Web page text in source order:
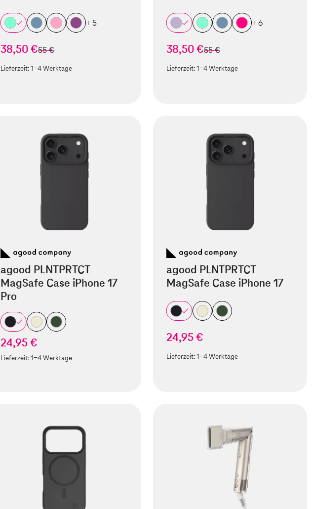
+ 5
38,50 €statt
55 €
Lieferzeit:1-4 Werktage
+ 6
38,50 €statt
55 €
Lieferzeit:1-4 Werktage
agood PLNTPRTCT
MagSafe Case iPhone 17
Pro
24,95 €
Lieferzeit:1-4 Werktage
agood PLNTPRTCT
MagSafe Case iPhone 17
24,95 €
Lieferzeit:1-4 Werktage